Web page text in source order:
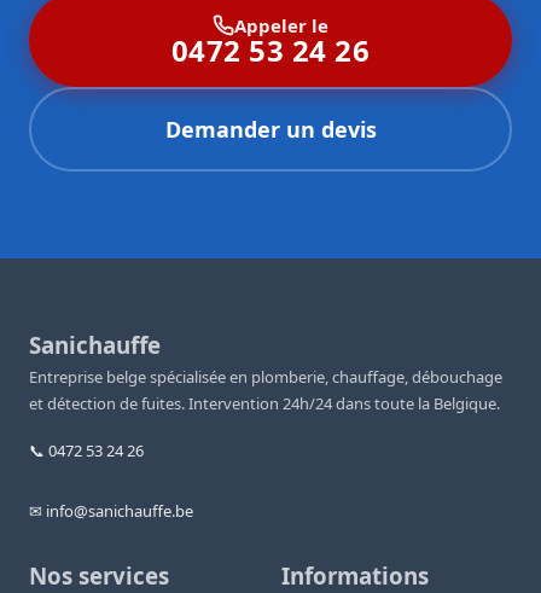
Appeler le
0472 53 24 26
Demander un devis
Sanichauffe
Entreprise belge spécialisée en plomberie, chauffage, débouchage
et détection de fuites. Intervention 24h/24 dans toute la Belgique.
📞 0472 53 24 26
✉ info@sanichauffe.be
Nos services Informations